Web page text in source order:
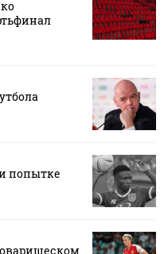
попытке